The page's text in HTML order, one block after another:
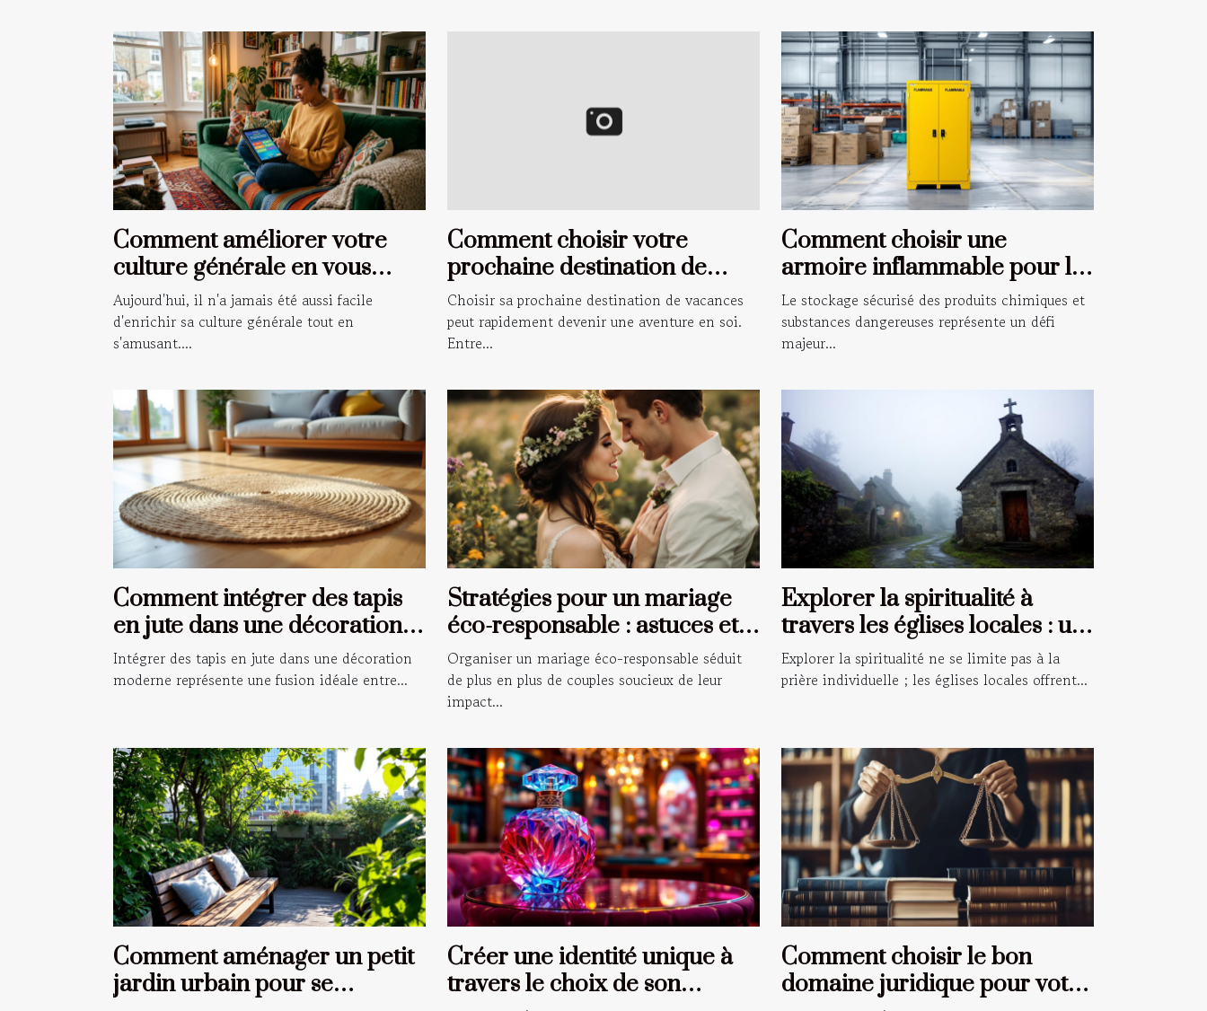
Comment améliorer votre
culture générale en vous
amusant ?
Aujourd'hui, il n'a jamais été aussi facile
d'enrichir sa culture générale tout en
s'amusant....
Comment choisir votre
prochaine destination de
vacances ?
Choisir sa prochaine destination de vacances
peut rapidement devenir une aventure en soi.
Entre...
Comment choisir une
armoire inflammable pour la
sécurité de votre entreprise
Le stockage sécurisé des produits chimiques et
substances dangereuses représente un défi
majeur...
Comment intégrer des tapis
en jute dans une décoration
moderne ?
Intégrer des tapis en jute dans une décoration
moderne représente une fusion idéale entre...
Stratégies pour un mariage
éco-responsable : astuces et
conseils
Organiser un mariage éco-responsable séduit
de plus en plus de couples soucieux de leur
impact...
Explorer la spiritualité à
travers les églises locales : un
guide pour les croyants
Explorer la spiritualité ne se limite pas à la
prière individuelle ; les églises locales offrent...
Comment aménager un petit
jardin urbain pour se
Créer une identité unique à
travers le choix de son
Comment choisir le bon
domaine juridique pour votre